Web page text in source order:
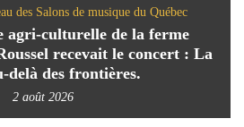
des Salons de musique du Québec
agri-culturelle de la ferme
recevait le concert : La
delà des frontières.
2 août 2026